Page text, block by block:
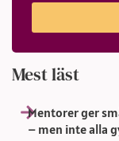
Mest läst
Mentorer ger
– men inte alla